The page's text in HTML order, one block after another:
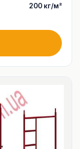
200 кг/м²